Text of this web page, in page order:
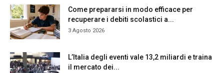
Come prepararsi in modo efficace per
recuperare i debiti scolastici a...
3 Agosto 2026
L’Italia degli eventi vale 13,2 miliardi e traina
il mercato dei...